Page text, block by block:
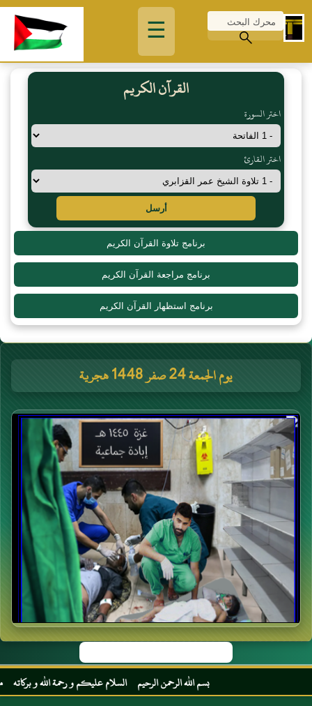
☰
القرآن الكريم
اختر السورة
اختر القارئ
أرسل
برنامج تلاوة القرآن الكريم
برنامج مراجعة القرآن الكريم
برنامج استظهار القرآن الكريم
يوم الجمعة 24 صفر 1448 هجرية
بسم الله الرحمن الرحيم السلام عليكم و رحمة الله و بركاته